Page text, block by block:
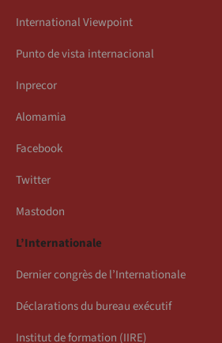
International Viewpoint
Punto de vista internacional
Inprecor
Alomamia
Facebook
Twitter
Mastodon
L’Internationale
Dernier congrès de l’Internationale
Déclarations du bureau exécutif
Institut de formation (IIRE)